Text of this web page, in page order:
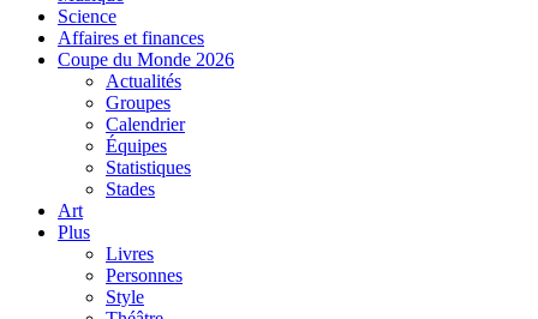
Science
Affaires et finances
Coupe du Monde 2026
Actualités
Groupes
Calendrier
Équipes
Statistiques
Stades
Art
Plus
Livres
Personnes
Style